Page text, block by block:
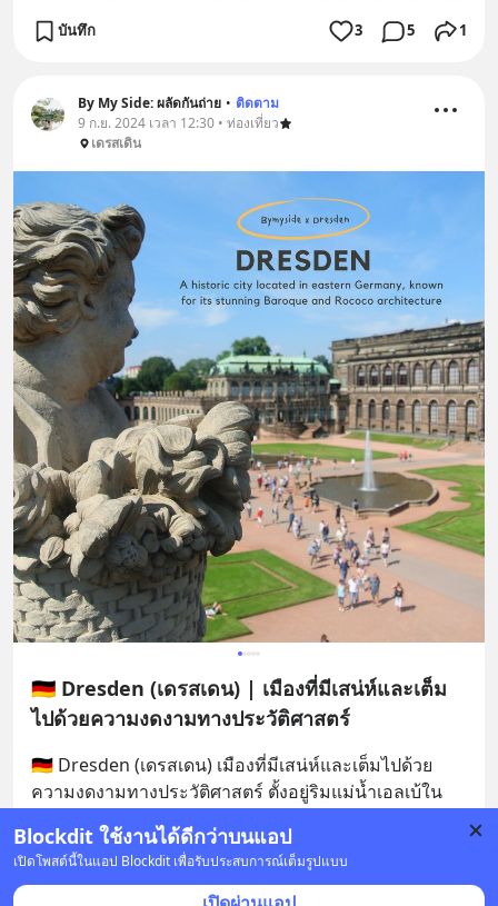
Blockdit ใช้งานได้ดีกว่าบนแอป
เปิดโพสต์นี้ในแอป Blockdit เพื่อรับประสบการณ์เต็มรูปแบบ
บันทึก 3 5 1
By My Side: ผลัดกันถ่าย • ติดตาม
9 ก.ย. 2024 เวลา 12:30 • ท่องเที่ยว
เดรสเดิน
🇩🇪 Dresden (เดรสเดน) | เมืองที่มีเสน่ห์และเต็ม
ไปด้วยความงดงามทางประวัติศาสตร์
🇩🇪 Dresden (เดรสเดน) เมืองที่มีเสน่ห์และเต็มไปด้วย
ความงดงามทางประวัติศาสตร์ ตั้งอยู่ริมแม่น้ำเอลเบ้ใน
ความ... อ่านต่อ
33 บันทึก 36 2 48